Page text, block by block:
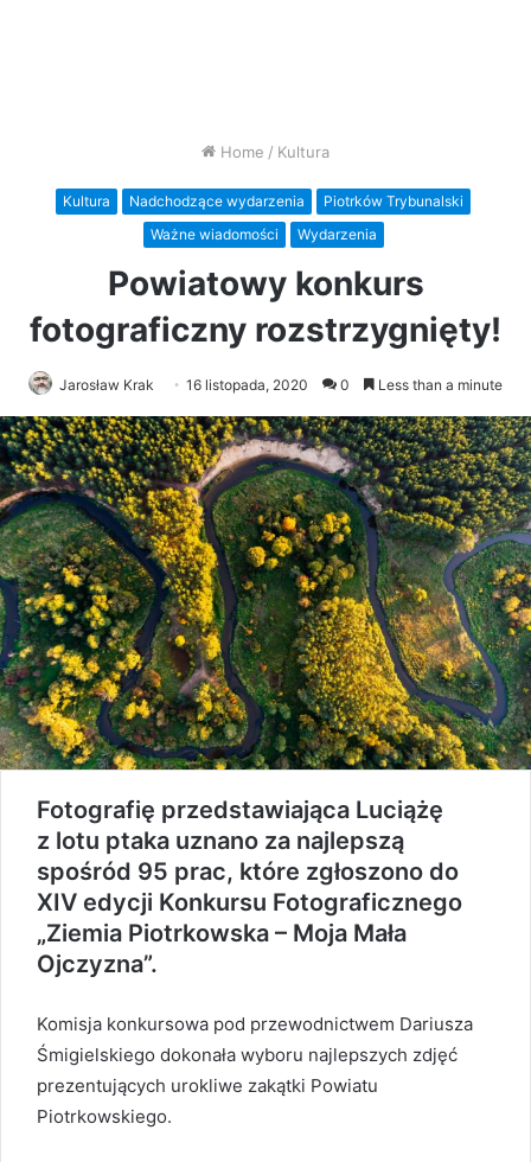
Home / Kultura
Kultura Nadchodzące wydarzenia
Piotrków Trybunalski
Ważne wiadomości
Wydarzenia
Powiatowy konkurs
fotograficzny rozstrzygnięty!
Jarosław Krak 16 listopada, 2020 0 Less than a minute
Fotografię przedstawiająca Luciążę
z lotu ptaka uznano za najlepszą
spośród 95 prac, które zgłoszono do
XIV edycji Konkursu Fotograficznego
„Ziemia Piotrkowska – Moja Mała
Ojczyzna”.
Komisja konkursowa pod przewodnictwem Dariusza
Śmigielskiego dokonała wyboru najlepszych zdjęć
prezentujących urokliwe zakątki Powiatu
Piotrkowskiego.